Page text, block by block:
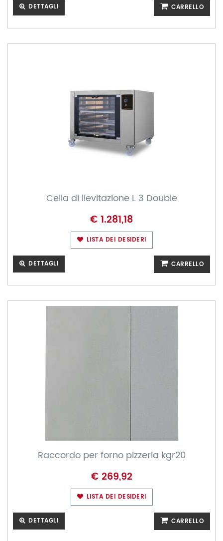
DETTAGLI CARRELLO
Cella di lievitazione L 3 Double
€ 1.281,18
LISTA DEI DESIDERI
DETTAGLI CARRELLO
Raccordo per forno pizzeria kgr20
€ 269,92
LISTA DEI DESIDERI
DETTAGLI CARRELLO